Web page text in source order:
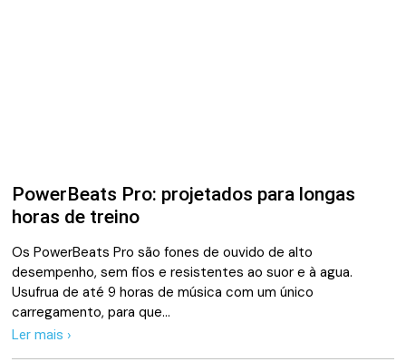
PowerBeats Pro: projetados para longas
horas de treino
Os PowerBeats Pro são fones de ouvido de alto
desempenho, sem fios e resistentes ao suor e à agua.
Usufrua de até 9 horas de música com um único
carregamento, para que…
Ler mais ›